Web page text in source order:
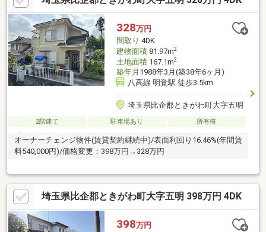
328万円
間取り 4DK
建物面積81.97m2
土地面積167.1m2
築年月 1988年3月(築38年6ヶ月)
八高線 明覚駅 徒歩3.5km
埼玉県比企郡ときがわ町大字五明
2階建て 駐車場あり 所有権
オーナーチェンジ物件(賃貸契約継続中)/表面利回り16.46%(年間賃
料540,000円)/価格変更：398万円→328万円
埼玉県比企郡ときがわ町大字五明 398万円 4DK
398万円